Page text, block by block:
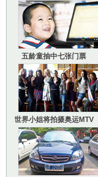
五龄童抽中七张门票
世界小姐将拍摄奥运MTV